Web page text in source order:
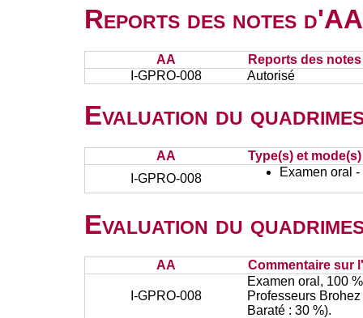
Reports des notes
AA
Reports des
I-GPRO-008
Autorisé
Evaluation du
AA
Type(s) et
I-GPRO-008
Examen oral
Evaluation du
AA Commentaire sur
I-GPRO-008
Examen oral, 100
Professeurs
Baraté : 30 %).